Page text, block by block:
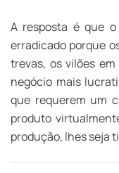
A resposta é que
erradicado porque
trevas, os vilões
negócio mais
que requerem um
produto
produção, lhes seja